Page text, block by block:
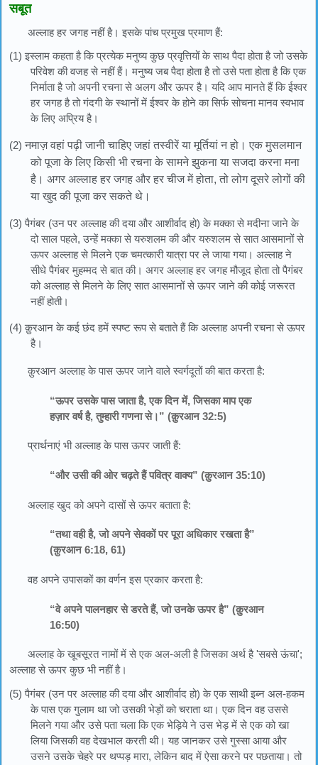
सबूत
अल्लाह हर जगह नहीं है। इसके पांच प्रमुख प्रमाण हैं:
(1) इस्लाम कहता है कि प्रत्येक मनुष्य कुछ प्रवृत्तियों के साथ पैदा होता है जो उसके
परिवेश की वजह से नहीं हैं। मनुष्य जब पैदा होता है तो उसे पता होता है कि एक
निर्माता है जो अपनी रचना से अलग और ऊपर है। यदि आप मानते हैं कि ईश्वर
हर जगह है तो गंदगी के स्थानों में ईश्वर के होने का सिर्फ सोचना मानव स्वभाव
के लिए अप्रिय है।
(2) नमाज़ वहां पढ़ी जानी चाहिए जहां तस्वीरें या मूर्तियां न हो। एक मुसलमान
को पूजा के लिए किसी भी रचना के सामने झुकना या सजदा करना मना
है। अगर अल्लाह हर जगह और हर चीज में होता, तो लोग दूसरे लोगों की
या खुद की पूजा कर सकते थे।
(3) पैगंबर (उन पर अल्लाह की दया और आशीर्वाद हो) के मक्का से मदीना जाने के
दो साल पहले, उन्हें मक्का से यरुशलम की और यरुशलम से सात आसमानों से
ऊपर अल्लाह से मिलने एक चमत्कारी यात्रा पर ले जाया गया। अल्लाह ने
सीधे पैगंबर मुहम्मद से बात की। अगर अल्लाह हर जगह मौजूद होता तो पैगंबर
को अल्लाह से मिलने के लिए सात आसमानों से ऊपर जाने की कोई जरूरत
नहीं होती।
(4) क़ुरआन के कई छंद हमें स्पष्ट रूप से बताते हैं कि अल्लाह अपनी रचना से ऊपर
है।
क़ुरआन अल्लाह के पास ऊपर जाने वाले स्वर्गदूतों की बात करता है:
“ऊपर उसके पास जाता है, एक दिन में, जिसका माप एक
हज़ार वर्ष है, तुम्हारी गणना से।” (क़ुरआन 32:5)
प्रार्थनाएं भी अल्लाह के पास ऊपर जाती हैं:
“और उसी की ओर चढ़ते हैं पवित्र वाक्य” (क़ुरआन 35:10)
अल्लाह खुद को अपने दासों से ऊपर बताता है:
“तथा वही है, जो अपने सेवकों पर पूरा अधिकार रखता है”
(क़ुरआन 6:18, 61)
वह अपने उपासकों का वर्णन इस प्रकार करता है:
“वे अपने पालनहार से डरते हैं, जो उनके ऊपर है” (क़ुरआन
16:50)
अल्लाह के खूबसूरत नामों में से एक अल-अली है जिसका अर्थ है 'सबसे ऊंचा';
अल्लाह से ऊपर कुछ भी नहीं है।
(5) पैगंबर (उन पर अल्लाह की दया और आशीर्वाद हो) के एक साथी इब्न अल-हकम
के पास एक गुलाम था जो उसकी भेड़ों को चराता था। एक दिन वह उससे
मिलने गया और उसे पता चला कि एक भेड़िये ने उस भेड़ में से एक को खा
लिया जिसकी वह देखभाल करती थी। यह जानकर उसे गुस्सा आया और
उसने उसके चेहरे पर थप्पड़ मारा, लेकिन बाद में ऐसा करने पर पछताया। तो